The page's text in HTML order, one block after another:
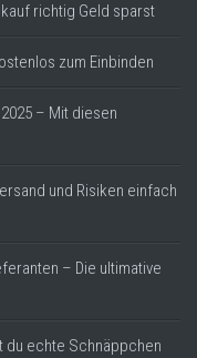
richtig Geld sparst
zum Einbinden
– Mit diesen
und Risiken einfach
– Die ultimative
du echte Schnäppchen